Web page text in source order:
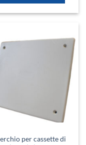
per cassette di